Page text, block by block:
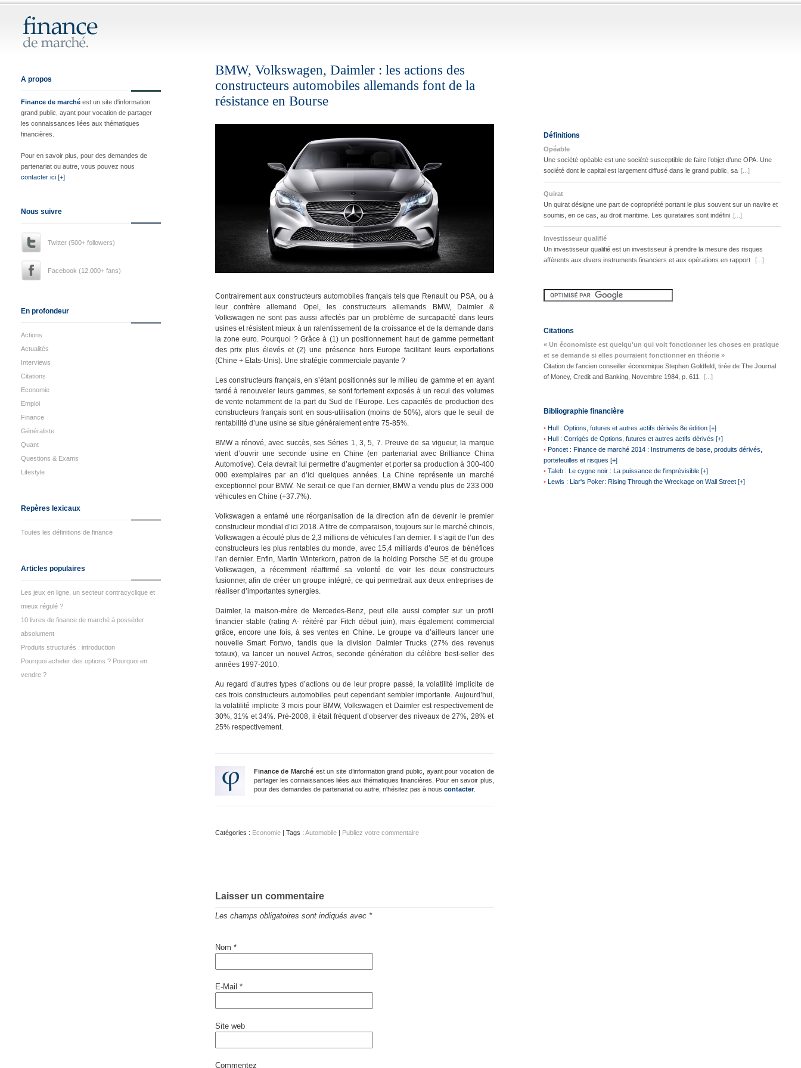
A propos
Finance de marchéest un site d'information
grand public, ayant pour vocation de partager
les connaissances liées aux thématiques
financières.
Pour en savoir plus, pour des demandes de
partenariat ou autre, vous pouvez nous
contacter ici [+]
Nous suivre
Twitter (500+ followers)
Facebook (12.000+ fans)
En profondeur
Actions
Actualités
Interviews
Citations
Economie
Emploi
Finance
Généraliste
Quant
Questions & Exams
Lifestyle
Repères lexicaux
Toutes les définitions de finance
Articles populaires
Les jeux en ligne, un secteur contracyclique et
mieux régulé ?
10 livres de finance de marché à posséder
absolument
Produits structurés : introduction
Pourquoi acheter des options ? Pourquoi en
vendre ?
BMW, Volkswagen, Daimler : les actions des
constructeurs automobiles allemands font de la
résistance en Bourse
Contrairement aux constructeurs automobiles français tels que Renault ou PSA, ou à
leur confrère allemand Opel, les constructeurs allemands BMW, Daimler &
Volkswagen ne sont pas aussi affectés par un problème de surcapacité dans leurs
usines et résistent mieux à un ralentissement de la croissance et de la demande dans
la zone euro. Pourquoi ? Grâce à (1) un positionnement haut de gamme permettant
des prix plus élevés et (2) une présence hors Europe facilitant leurs exportations
(Chine + Etats-Unis). Une stratégie commerciale payante ?
Les constructeurs français, en s’étant positionnés sur le milieu de gamme et en ayant
tardé à renouveler leurs gammes, se sont fortement exposés à un recul des volumes
de vente notamment de la part du Sud de l’Europe. Les capacités de production des
constructeurs français sont en sous-utilisation (moins de 50%), alors que le seuil de
rentabilité d’une usine se situe généralement entre 75-85%.
BMW a rénové, avec succès, ses Séries 1, 3, 5, 7. Preuve de sa vigueur, la marque
vient d’ouvrir une seconde usine en Chine (en partenariat avec Brilliance China
Automotive). Cela devrait lui permettre d’augmenter et porter sa production à 300-400
000 exemplaires par an d’ici quelques années. La Chine représente un marché
exceptionnel pour BMW. Ne serait-ce que l’an dernier, BMW a vendu plus de 233 000
véhicules en Chine (+37.7%).
Volkswagen a entamé une réorganisation de la direction afin de devenir le premier
constructeur mondial d’ici 2018. A titre de comparaison, toujours sur le marché chinois,
Volkswagen a écoulé plus de 2,3 millions de véhicules l’an dernier. Il s’agit de l’un des
constructeurs les plus rentables du monde, avec 15,4 milliards d’euros de bénéfices
l’an dernier. Enfin, Martin Winterkorn, patron de la holding Porsche SE et du groupe
Volkswagen, a récemment réaffirmé sa volonté de voir les deux constructeurs
fusionner, afin de créer un groupe intégré, ce qui permettrait aux deux entreprises de
réaliser d’importantes synergies.
Daimler, la maison-mère de Mercedes-Benz, peut elle aussi compter sur un profil
financier stable (rating A- réitéré par Fitch début juin), mais également commercial
grâce, encore une fois, à ses ventes en Chine. Le groupe va d’ailleurs lancer une
nouvelle Smart Fortwo, tandis que la division Daimler Trucks (27% des revenus
totaux), va lancer un nouvel Actros, seconde génération du célèbre best-seller des
années 1997-2010.
Au regard d’autres types d’actions ou de leur propre passé, la volatilité implicite de
ces trois constructeurs automobiles peut cependant sembler importante. Aujourd’hui,
la volatilité implicite 3 mois pour BMW, Volkswagen et Daimler est respectivement de
30%, 31% et 34%. Pré-2008, il était fréquent d’observer des niveaux de 27%, 28% et
25% respectivement.
Finance de Marchéest un site d’information grand public, ayant pour vocation de
partager les connaissances liées aux thématiques financières. Pour en savoir plus,
pour des demandes de partenariat ou autre, n'hésitez pas à nous contacter.
Catégories : Economie| Tags : Automobile| Publiez votre commentaire
Laisser un commentaire
Les champs obligatoires sont indiqués avec *
Nom *
E-Mail *
Site web
Commentez
Définitions
Opéable
Une société opéable est une société susceptible de faire l’objet d’une OPA. Une
société dont le capital est largement diffusé dans le grand public, sa [...]
Quirat
Un quirat désigne une part de copropriété portant le plus souvent sur un navire et
soumis, en ce cas, au droit maritime. Les quirataires sont indéfini [...]
Investisseur qualifié
Un investisseur qualifié est un investisseur à prendre la mesure des risques
afférents aux divers instruments financiers et aux opérations en rapport
[...]
Citations
« Un économiste est quelqu'un qui voit fonctionner les choses en pratique
et se demande si elles pourraient fonctionner en théorie »
Citation de l'ancien conseiller économique Stephen Goldfeld, tirée de The Journal
of Money, Credit and Banking, Novembre 1984, p. 611.
[...]
Bibliographie financière
• Hull : Options, futures et autres actifs dérivés 8e édition [+]
• Hull : Corrigés de Options, futures et autres actifs dérivés [+]
• Poncet : Finance de marché 2014 : Instruments de base, produits dérivés,
portefeuilles et risques [+]
• Taleb : Le cygne noir : La puissance de l'imprévisible [+]
• Lewis : Liar's Poker: Rising Through the Wreckage on Wall Street [+]